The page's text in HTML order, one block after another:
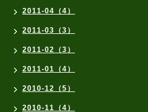
2011-04（4）
2011-03（3）
2011-02（3）
2011-01（4）
2010-12（5）
2010-11（4）